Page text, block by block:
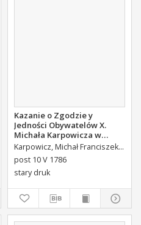
Portalupi, Antoni Maria (1713-1791) Tł.
Kazanie o Zgodzie y
Jedności Obywatelów X.
Michała Karpowicza w
Uroczystosc Imienin [...]
Stanisława Augusta Krola
Miane [...].
Karpowicz, Michał Franciszek (1744-1803)
post 10 V 1786
stary druk